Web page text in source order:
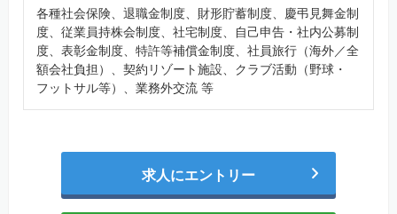
各種社会保険、退職金制度、財形貯蓄制度、慶弔見舞金制
度、従業員持株会制度、社宅制度、自己申告・社内公募制
度、表彰金制度、特許等補償金制度、社員旅行（海外／全
額会社負担）、契約リゾート施設、クラブ活動（野球・
フットサル等）、業務外交流 等
求人にエントリー